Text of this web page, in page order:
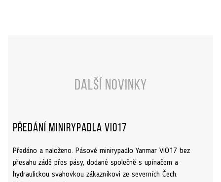
Další novinky
Předání minirypadla ViO17
Předáno a naloženo. Pásové minirypadlo Yanmar ViO17 bez
přesahu zádě přes pásy, dodané společně s upínačem a
hydraulickou svahovkou zákazníkovi ze severních Čech.